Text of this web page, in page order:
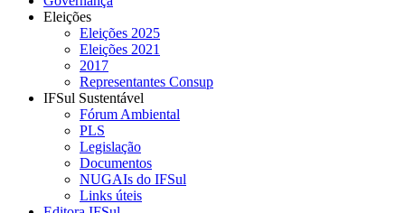
Eleições
Eleições 2025
Eleições 2021
2017
Representantes Consup
IFSul Sustentável
Fórum Ambiental
PLS
Legislação
Documentos
NUGAIs do IFSul
Links úteis